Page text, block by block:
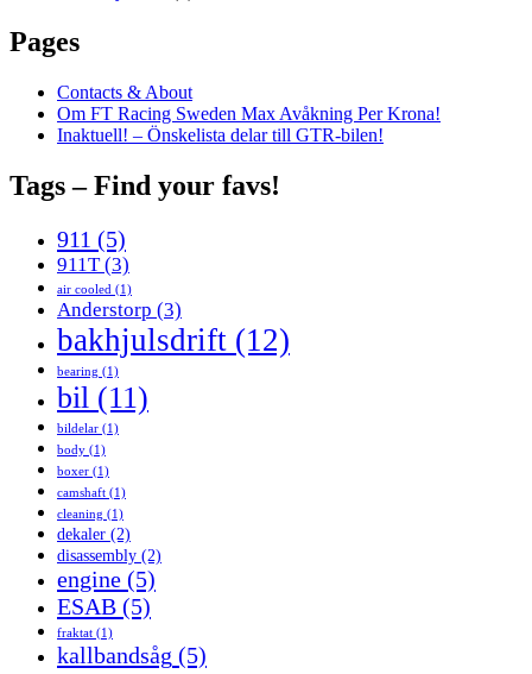
Pages
Contacts & About
Om FT Racing Sweden Max Avåkning Per Krona!
Inaktuell! – Önskelista delar till GTR-bilen!
Tags – Find your favs!
911 (5)
911T(3)
air cooled (1)
Anderstorp (3)
bakhjulsdrift (12)
bearing (1)
bil (11)
bildelar (1)
body (1)
boxer (1)
camshaft (1)
cleaning (1)
dekaler (2)
disassembly (2)
engine (5)
ESAB (5)
fraktat (1)
kallbandsåg (5)